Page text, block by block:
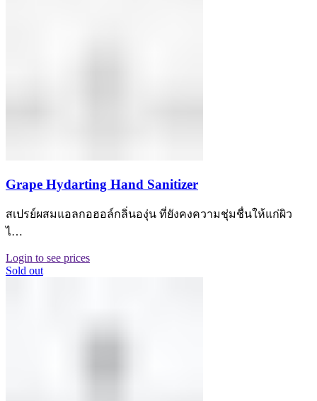
Grape Hydarting Hand Sanitizer
สเปรย์ผสมแอลกอฮอล์กลิ่นองุ่น ที่ยังคงความชุ่มชื่นให้แก่ผิว
ไ…
Login to see prices
Sold out